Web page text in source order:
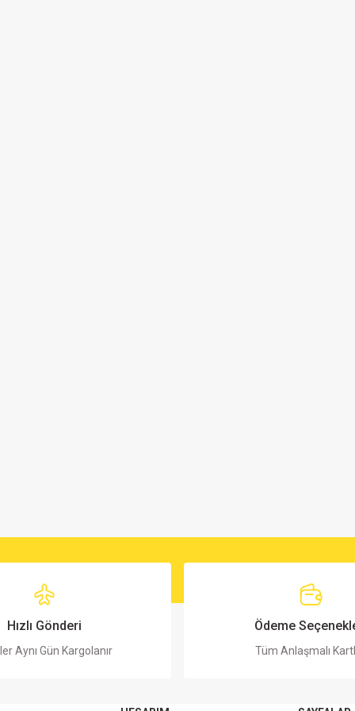
Hızlı Gönderi
Aynı Gün Kargolanır
Ödeme
Tüm Anlaşmalı